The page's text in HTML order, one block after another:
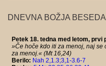
DNEVNA BOŽJA BESEDA